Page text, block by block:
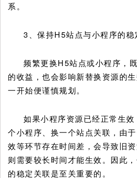
系。
3、保持H5站点与小程序的稳
频繁更换H5站点或小程序，
的收益，也会影响新替换资源的
一开始便谨慎规划。
如果小程序资源已经正常生
个小程序、换一个站点关联，由
效等环节存在时间差，会导致旧
则需要较长时间才能生效。因此
的稳定关联是至关重要的。